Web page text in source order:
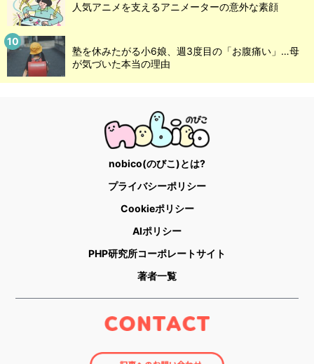
人気アニメを支えるアニメーターの意外な素顔
塾を休みたがる小6娘、週3度目の「お腹痛い」…母
が気づいた本当の理由
nobico(のびこ)とは?
プライバシーポリシー
Cookieポリシー
AIポリシー
PHP研究所コーポレートサイト
著者一覧